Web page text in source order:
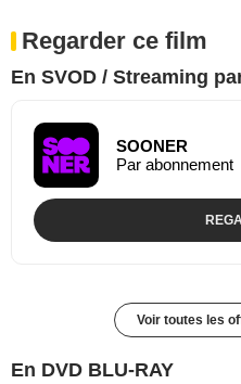
Regarder ce film
En SVOD / Streaming
SOONER
Par abonnement
Voir toutes les
En DVD BLU-RAY